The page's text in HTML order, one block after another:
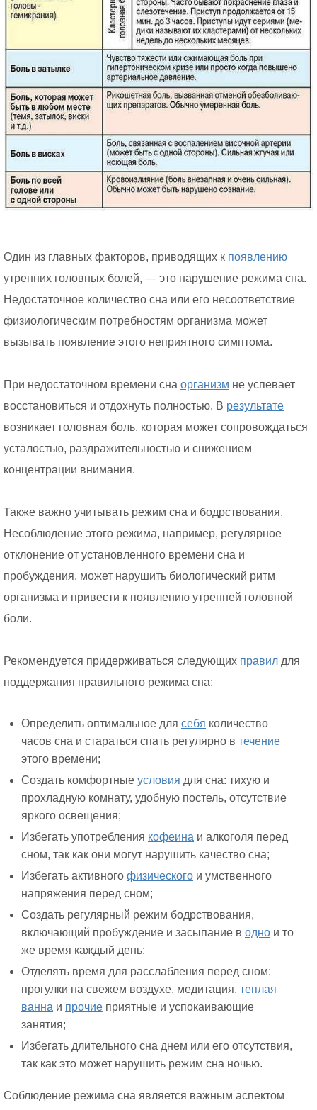
Один из главных факторов, приводящих к появлению
утренних головных болей, — это нарушение режима сна.
Недостаточное количество сна или его несоответствие
физиологическим потребностям организма может
вызывать появление этого неприятного симптома.
При недостаточном времени сна организм не успевает
восстановиться и отдохнуть полностью. В результате
возникает головная боль, которая может сопровождаться
усталостью, раздражительностью и снижением
концентрации внимания.
Также важно учитывать режим сна и бодрствования.
Несоблюдение этого режима, например, регулярное
отклонение от установленного времени сна и
пробуждения, может нарушить биологический ритм
организма и привести к появлению утренней головной
боли.
Рекомендуется придерживаться следующих правил для
поддержания правильного режима сна:
Определить оптимальное для себя количество
часов сна и стараться спать регулярно в течение
этого времени;
Создать комфортные условия для сна: тихую и
прохладную комнату, удобную постель, отсутствие
яркого освещения;
Избегать употребления кофеина и алкоголя перед
сном, так как они могут нарушить качество сна;
Избегать активного физического и умственного
напряжения перед сном;
Создать регулярный режим бодрствования,
включающий пробуждение и засыпание в одно и то
же время каждый день;
Отделять время для расслабления перед сном:
прогулки на свежем воздухе, медитация, теплая
ванна и прочие приятные и успокаивающие
занятия;
Избегать длительного сна днем или его отсутствия,
так как это может нарушить режим сна ночью.
Соблюдение режима сна является важным аспектом